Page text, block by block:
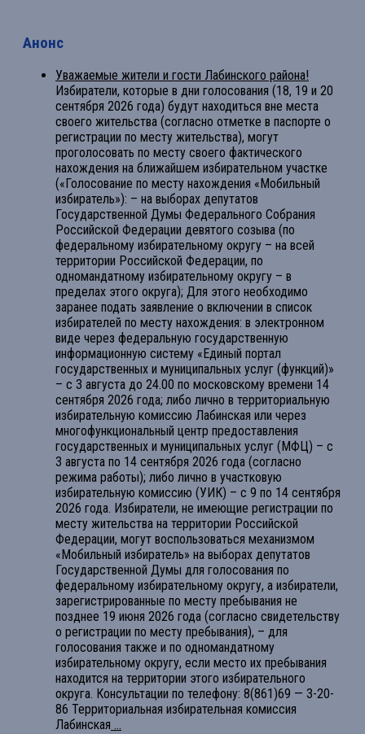
Анонс
Уважаемые жители и гости Лабинского района!
Избиратели, которые в дни голосования (18, 19 и 20
сентября 2026 года) будут находиться вне места
своего жительства (согласно отметке в паспорте о
регистрации по месту жительства), могут
проголосовать по месту своего фактического
нахождения на ближайшем избирательном участке
(«Голосование по месту нахождения «Мобильный
избиратель»): – на выборах депутатов
Государственной Думы Федерального Собрания
Российской Федерации девятого созыва (по
федеральному избирательному округу – на всей
территории Российской Федерации, по
одномандатному избирательному округу – в
пределах этого округа); Для этого необходимо
заранее подать заявление о включении в список
избирателей по месту нахождения: в электронном
виде через федеральную государственную
информационную систему «Единый портал
государственных и муниципальных услуг (функций)»
– с 3 августа до 24.00 по московскому времени 14
сентября 2026 года; либо лично в территориальную
избирательную комиссию Лабинская или через
многофункциональный центр предоставления
государственных и муниципальных услуг (МФЦ) – с
3 августа по 14 сентября 2026 года (согласно
режима работы); либо лично в участковую
избирательную комиссию (УИК) – с 9 по 14 сентября
2026 года. Избиратели, не имеющие регистрации по
месту жительства на территории Российской
Федерации, могут воспользоваться механизмом
«Мобильный избиратель» на выборах депутатов
Государственной Думы для голосования по
федеральному избирательному округу, а избиратели,
зарегистрированные по месту пребывания не
позднее 19 июня 2026 года (согласно свидетельству
о регистрации по месту пребывания), – для
голосования также и по одномандатному
избирательному округу, если место их пребывания
находится на территории этого избирательного
округа. Консультации по телефону: 8(861)69 — 3-20-
86 Территориальная избирательная комиссия
Лабинская ...